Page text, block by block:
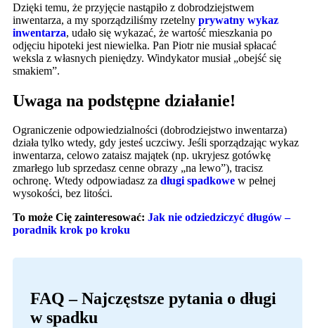
Dzięki temu, że przyjęcie nastąpiło z dobrodziejstwem
inwentarza, a my sporządziliśmy rzetelny prywatny wykaz
inwentarza, udało się wykazać, że wartość mieszkania po
odjęciu hipoteki jest niewielka. Pan Piotr nie musiał spłacać
weksla z własnych pieniędzy. Windykator musiał „obejść się
smakiem”.
Uwaga na podstępne działanie!
Ograniczenie odpowiedzialności (dobrodziejstwo inwentarza)
działa tylko wtedy, gdy jesteś uczciwy. Jeśli sporządzając wykaz
inwentarza, celowo zataisz majątek (np. ukryjesz gotówkę
zmarłego lub sprzedasz cenne obrazy „na lewo”), tracisz
ochronę. Wtedy odpowiadasz za długi spadkowe w pełnej
wysokości, bez litości.
To może Cię zainteresować: Jak nie odziedziczyć długów –
poradnik krok po kroku
FAQ – Najczęstsze pytania o długi
w spadku